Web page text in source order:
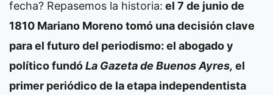
fecha? Repasemos la historia: el 7 de junio de
1810 Mariano Moreno tomó una decisión clave
para el futuro del periodismo: el abogado y
político fundóLa Gazeta de Buenos Ayres, el
primer periódico de la etapa independentista